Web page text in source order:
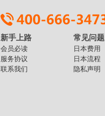
新手上路
会员必读
服务协议
联系我们
常见问题
日本费用
日本流程
隐私声明